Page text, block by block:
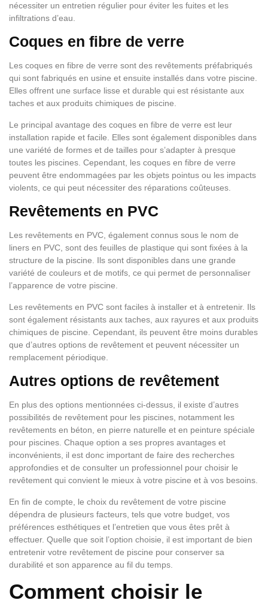
nécessiter un entretien régulier pour éviter les fuites et les
infiltrations d’eau.
Coques en fibre de verre
Les coques en fibre de verre sont des revêtements préfabriqués
qui sont fabriqués en usine et ensuite installés dans votre piscine.
Elles offrent une surface lisse et durable qui est résistante aux
taches et aux produits chimiques de piscine.
Le principal avantage des coques en fibre de verre est leur
installation rapide et facile. Elles sont également disponibles dans
une variété de formes et de tailles pour s’adapter à presque
toutes les piscines. Cependant, les coques en fibre de verre
peuvent être endommagées par les objets pointus ou les impacts
violents, ce qui peut nécessiter des réparations coûteuses.
Revêtements en PVC
Les revêtements en PVC, également connus sous le nom de
liners en PVC, sont des feuilles de plastique qui sont fixées à la
structure de la piscine. Ils sont disponibles dans une grande
variété de couleurs et de motifs, ce qui permet de personnaliser
l’apparence de votre piscine.
Les revêtements en PVC sont faciles à installer et à entretenir. Ils
sont également résistants aux taches, aux rayures et aux produits
chimiques de piscine. Cependant, ils peuvent être moins durables
que d’autres options de revêtement et peuvent nécessiter un
remplacement périodique.
Autres options de revêtement
En plus des options mentionnées ci-dessus, il existe d’autres
possibilités de revêtement pour les piscines, notamment les
revêtements en béton, en pierre naturelle et en peinture spéciale
pour piscines. Chaque option a ses propres avantages et
inconvénients, il est donc important de faire des recherches
approfondies et de consulter un professionnel pour choisir le
revêtement qui convient le mieux à votre piscine et à vos besoins.
En fin de compte, le choix du revêtement de votre piscine
dépendra de plusieurs facteurs, tels que votre budget, vos
préférences esthétiques et l’entretien que vous êtes prêt à
effectuer. Quelle que soit l’option choisie, il est important de bien
entretenir votre revêtement de piscine pour conserver sa
durabilité et son apparence au fil du temps.
Comment choisir le